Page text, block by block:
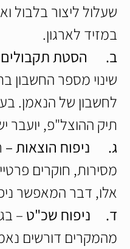
שעלול ליצור בלבול
במזיד לארגון.
ב.      הסטת
שינוי מספר החשבון
לחשבון של הנאמן.
תיק ההוצל"פ, יועבר
ג.      ניפוח הוצאות –
מסירות, חוקרים
אלו, דבר המאפשר
ד.     ניפוח שכ"ט –
מהמקרים דורשים